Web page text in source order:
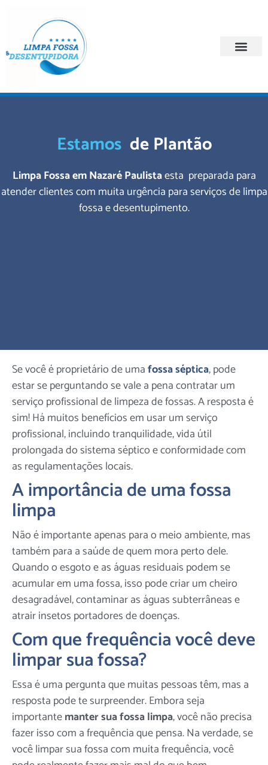
Estamos de Plantão
Limpa Fossa em Nazaré Paulistaesta preparada para
atender clientes com muita urgência para serviços de limpa
fossa e desentupimento.
Se você é proprietário de umafossa séptica, pode
estar se perguntando se vale a pena contratar um
serviço profissional de limpeza de fossas. A resposta é
sim! Há muitos benefícios em usar um serviço
profissional, incluindo tranquilidade, vida útil
prolongada do sistema séptico e conformidade com
as regulamentações locais.
A importância de uma fossa
limpa
Não é importante apenas para o meio ambiente, mas
também para a saúde de quem mora perto dele.
Quando o esgoto e as águas residuais podem se
acumular em uma fossa, isso pode criar um cheiro
desagradável, contaminar as águas subterrâneas e
atrair insetos portadores de doenças.
Com que frequência você deve
limpar sua fossa?
Essa é uma pergunta que muitas pessoas têm, mas a
resposta pode te surpreender. Embora seja
importantemanter sua fossa limpa, você não precisa
fazer isso com a frequência que pensa. Na verdade, se
você limpar sua fossa com muita frequência, você